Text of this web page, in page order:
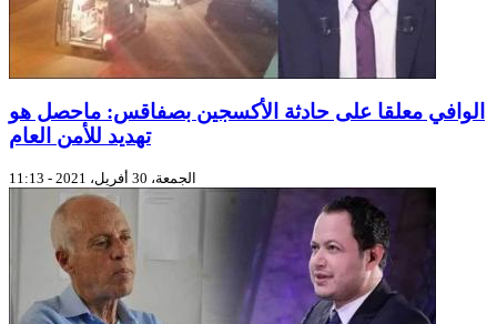
الوافي معلقا على حادثة الأكسجين بصفاقس: ماحصل هو
تهديد للأمن العام
الجمعة، 30 أفريل، 2021 - 11:13